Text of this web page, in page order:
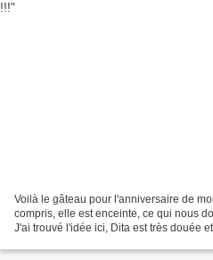
Voilà le gâteau pour l'anniversaire de
compris, elle est enceinte, ce qui nous
J'ai trouvé l'idée ici, Dita est très douée